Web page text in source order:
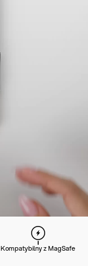
Kompatybilny z MagSafe